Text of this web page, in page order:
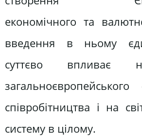
економічного та
введення в ньому
суттєво впливає
загальноєвропейського
співробітництва і на
систему в цілому.